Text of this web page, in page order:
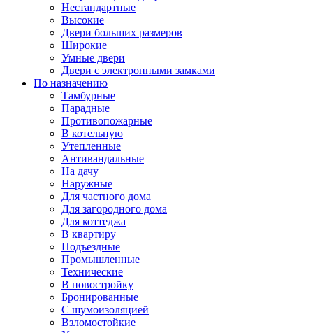
Нестандартные
Высокие
Двери больших размеров
Широкие
Умные двери
Двери с электронными замками
По назначению
Тамбурные
Парадные
Противопожарные
В котельную
Утепленные
Антивандальные
На дачу
Наружные
Для частного дома
Для загородного дома
Для коттеджа
В квартиру
Подъездные
Промышленные
Технические
В новостройку
Бронированные
С шумоизоляцией
Взломостойкие